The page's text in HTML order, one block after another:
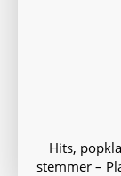
Hits,
stemmer –